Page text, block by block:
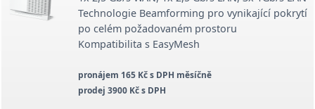
Technologie Beamforming pro vynikající pokrytí
po celém požadovaném prostoru
Kompatibilita s EasyMesh
pronájem 165 Kč s DPH měsíčně
prodej 3900 Kč s DPH